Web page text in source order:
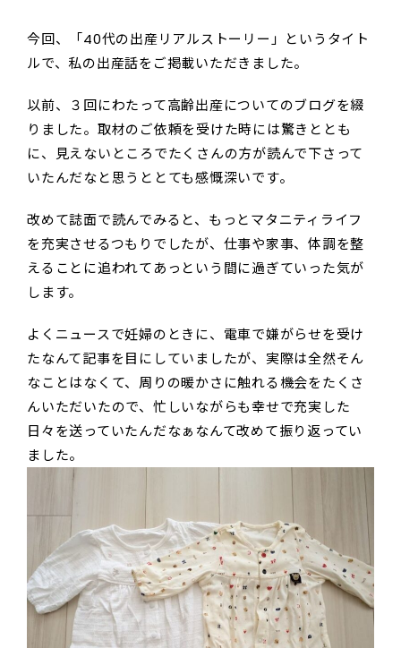
今回、「40代の出産リアルストーリー」というタイト
ルで、私の出産話をご掲載いただきました。
以前、３回にわたって高齢出産についてのブログを綴
りました。取材のご依頼を受けた時には驚きととも
に、見えないところでたくさんの方が読んで下さって
いたんだなと思うととても感慨深いです。
改めて誌面で読んでみると、もっとマタニティライフ
を充実させるつもりでしたが、仕事や家事、体調を整
えることに追われてあっという間に過ぎていった気が
します。
よくニュースで妊婦のときに、電車で嫌がらせを受け
たなんて記事を目にしていましたが、実際は全然そん
なことはなくて、周りの暖かさに触れる機会をたくさ
んいただいたので、忙しいながらも幸せで充実した
日々を送っていたんだなぁなんて改めて振り返ってい
ました。